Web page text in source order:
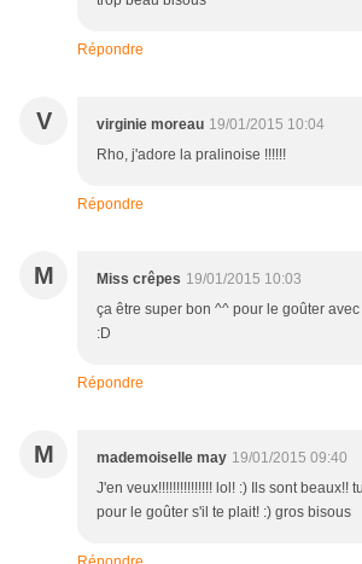
Répondre
V virginie moreau 19/01/2015 10:04
Rho, j'adore la pralinoise !!!!!!
Répondre
M Miss crêpes 19/01/2015 10:03
ça être super bon ^^ pour le goûter
:D
Répondre
M mademoiselle may 19/01/2015 09:40
J'en veux!!!!!!!!!!!!!!! lol! :) Ils sont beaux!!
pour le goûter s'il te plait! :) gros bisous